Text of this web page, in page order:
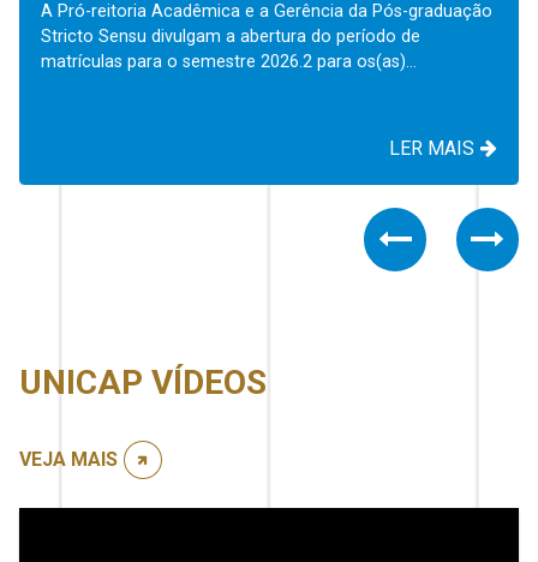
Aluno Especial e Aluno Ouvinte Aluno Especial ou Aluno
Ouvinte é aquele aluno que não está vinculado a nenhum
Programa de Mestrado/Doutorado e deseja cursar...
LER MAIS
Previous
UNICAP VÍDEOS
VEJA MAIS